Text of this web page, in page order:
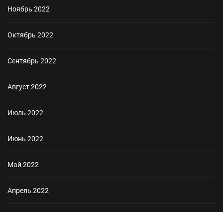
Ноябрь 2022
Октябрь 2022
Сентябрь 2022
Август 2022
Июль 2022
Июнь 2022
Май 2022
Апрель 2022